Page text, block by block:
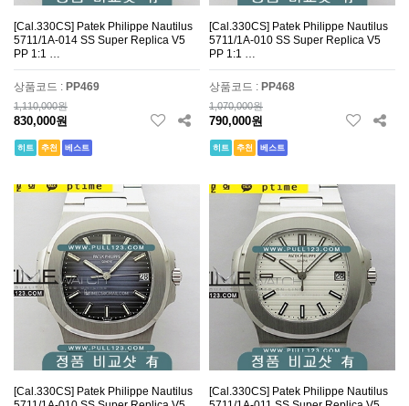
[Cal.330CS] Patek Philippe Nautilus
5711/1A-014 SS Super Replica V5
PP 1:1 …
상품코드 : PP469
1,110,000원
830,000원
히트 추천 베스트
[Cal.330CS] Patek Philippe Nautilus
5711/1A-010 SS Super Replica V5
PP 1:1 …
상품코드 : PP468
1,070,000원
790,000원
히트 추천 베스트
[Cal.330CS] Patek Philippe Nautilus
[Cal.330CS] Patek Philippe Nautilus